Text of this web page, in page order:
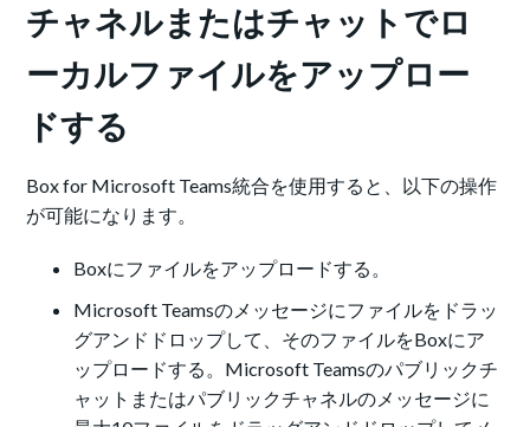
チャネルまたはチャットでロ
ーカルファイルをアップロー
ドする
Box for Microsoft Teams統合を使用すると、以下の操作
が可能になります。
Boxにファイルをアップロードする。
Microsoft Teamsのメッセージにファイルをドラッ
グアンドドロップして、そのファイルをBoxにア
ップロードする。Microsoft Teamsのパブリックチ
ャットまたはパブリックチャネルのメッセージに